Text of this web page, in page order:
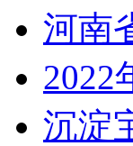
河南
2022
沉淀